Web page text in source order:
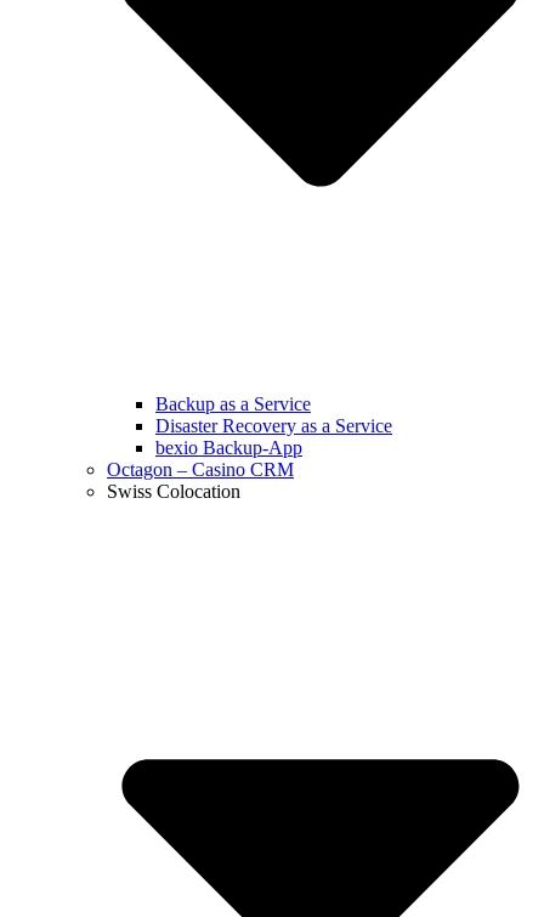
Backup as a Service
Disaster Recovery as a Service
bexio Backup-App
Octagon – Casino CRM
Swiss Colocation